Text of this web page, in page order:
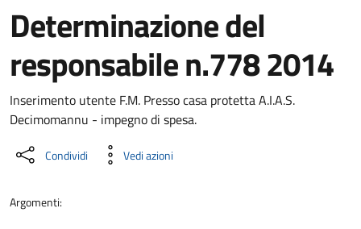
Determinazione del
responsabile n.778 2014
Dettaglio del documento
Inserimento utente F.M. Presso casa protetta A.I.A.S.
Decimomannu - impegno di spesa.
Condividi Vedi azioni
Argomenti: